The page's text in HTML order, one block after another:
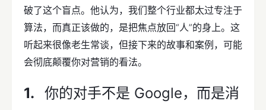
破了这个盲点。他认为，我们整个行业都太过专注于
算法，而真正该做的，是把焦点放回“人”的身上。这
听起来很像老生常谈，但接下来的故事和案例，可能
会彻底颠覆你对营销的看法。
你的对手不是 Google，而是消